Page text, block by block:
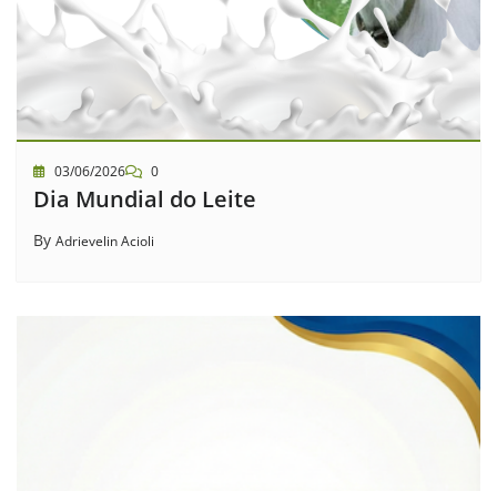
03/06/2026 0
Dia Mundial do Leite
By Adrievelin Acioli